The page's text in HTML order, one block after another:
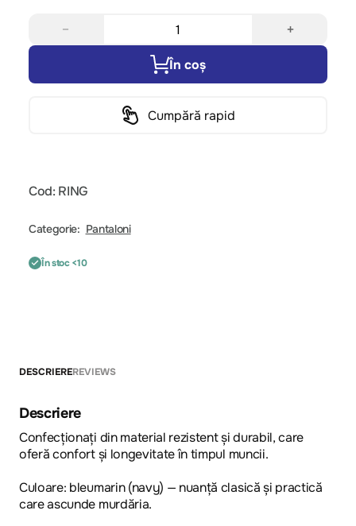
− +
În coș
Cumpără rapid
Cod: RING
Categorie: Pantaloni
În stoc <10
DESCRIEREREVIEWS
Descriere
Confecționați din material rezistent și durabil, care
oferă confort și longevitate în timpul muncii.
Culoare: bleumarin (navy) — nuanță clasică și practică
care ascunde murdăria.